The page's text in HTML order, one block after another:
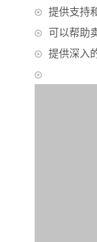
提供支持
可以帮助
提供深入